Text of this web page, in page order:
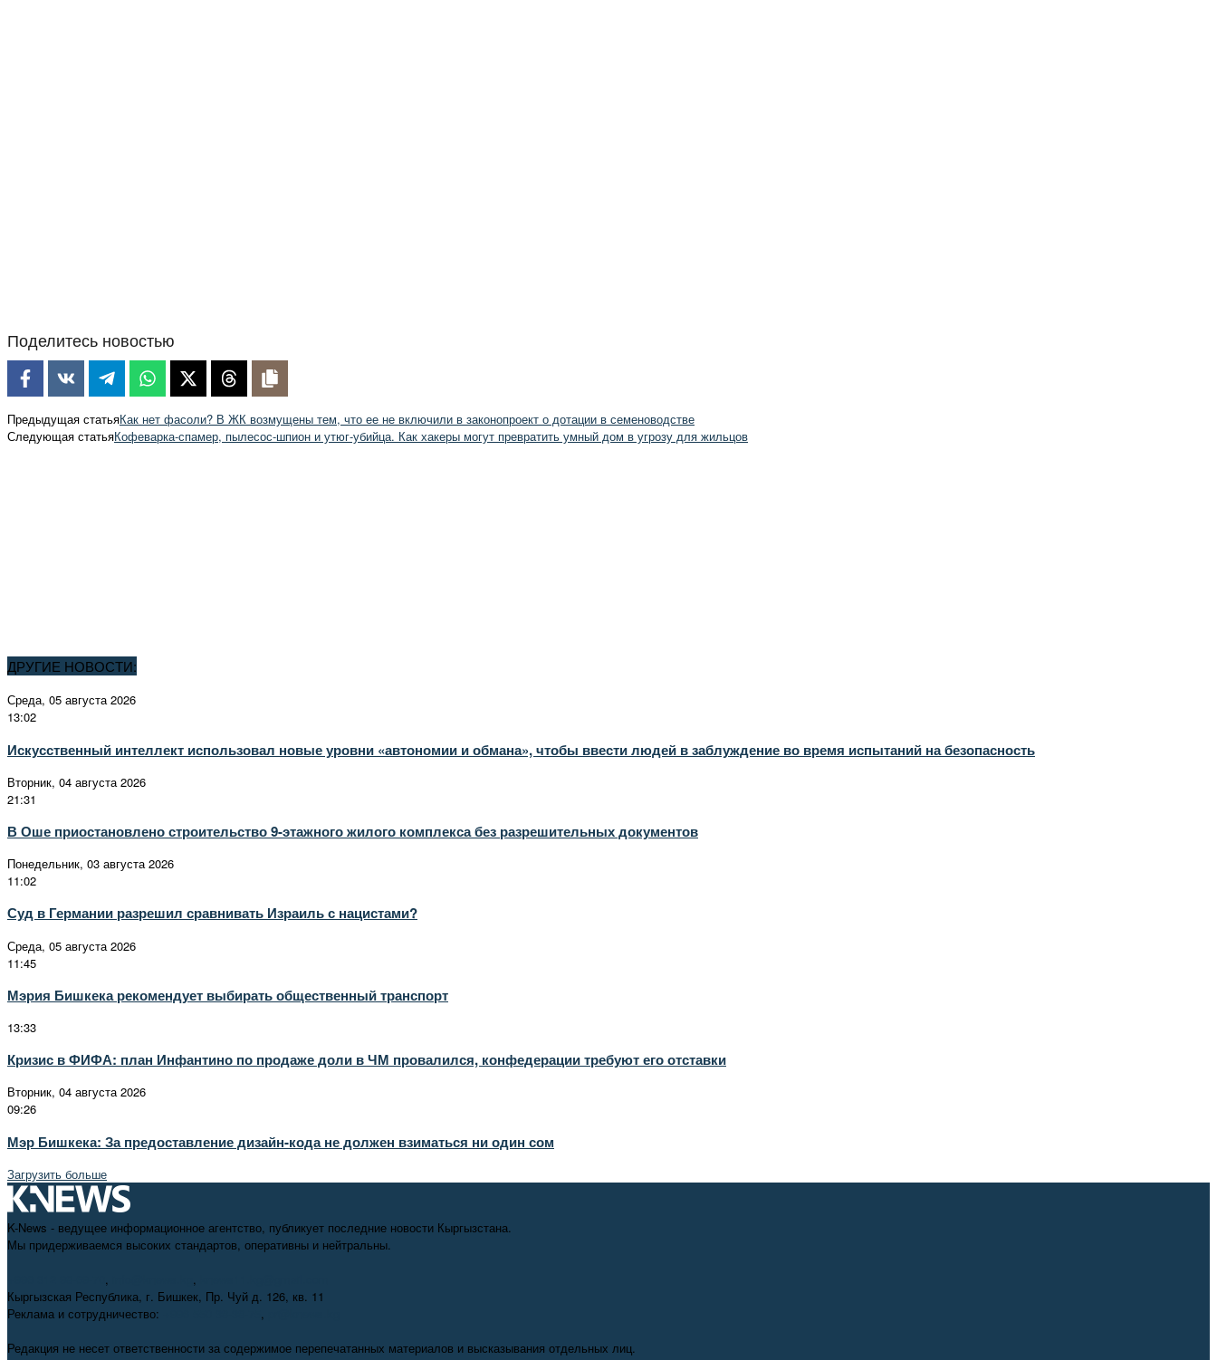
Поделитесь новостью
Предыдущая статьяКак нет фасоли? В ЖК возмущены тем, что ее не включили в законопроект о дотации в семеноводстве
Следующая статьяКофеварка‐спамер, пылесос‐шпион и утюг‐убийца. Как хакеры могут превратить умный дом в угрозу для жильцов
ДРУГИЕ НОВОСТИ:
Среда, 05 августа 2026
13:02
Искусственный интеллект использовал новые уровни «автономии и обмана», чтобы ввести людей в заблуждение во время испытаний на безопасность
Вторник, 04 августа 2026
21:31
В Оше приостановлено строительство 9-этажного жилого комплекса без разрешительных документов
Понедельник, 03 августа 2026
11:02
Суд в Германии разрешил сравнивать Израиль с нацистами?
Среда, 05 августа 2026
11:45
Мэрия Бишкека рекомендует выбирать общественный транспорт
13:33
Кризис в ФИФА: план Инфантино по продаже доли в ЧМ провалился, конфедерации требуют его отставки
Вторник, 04 августа 2026
09:26
Мэр Бишкека: За предоставление дизайн-кода не должен взиматься ни один сом
Загрузить больше
K-News - ведущее информационное агентство, публикует последние новости Кыргызстана.
Мы придерживаемся высоких стандартов, оперативны и нейтральны.
, ,
Кыргызская Республика, г. Бишкек, Пр. Чуй д. 126, кв. 11
Реклама и сотрудничество:
,
Редакция не несет ответственности за содержимое перепечатанных материалов и высказывания отдельных лиц.